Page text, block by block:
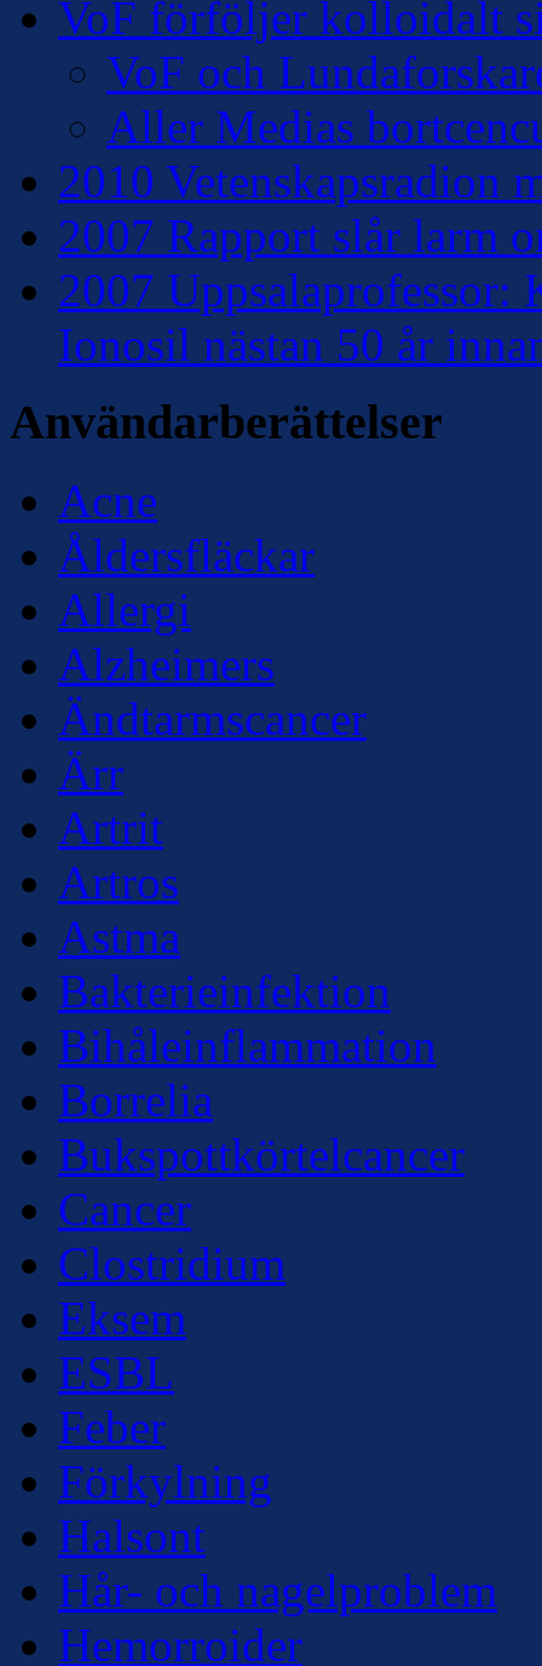
VoF förföljer kolloidalt
VoF och
Aller Medias
2010 Vetenskapsradion
2007 Rapport slår larm
2007 Uppsalaprofessor:
Ionosil nästan 50 år
Användarberättelser
Acne
Åldersfläckar
Allergi
Alzheimers
Ändtarmscancer
Ärr
Artrit
Artros
Astma
Bakterieinfektion
Bihåleinflammation
Borrelia
Bukspottkörtelcancer
Cancer
Clostridium
Eksem
ESBL
Feber
Förkylning
Halsont
Hår- och nagelproblem
Hemorroider